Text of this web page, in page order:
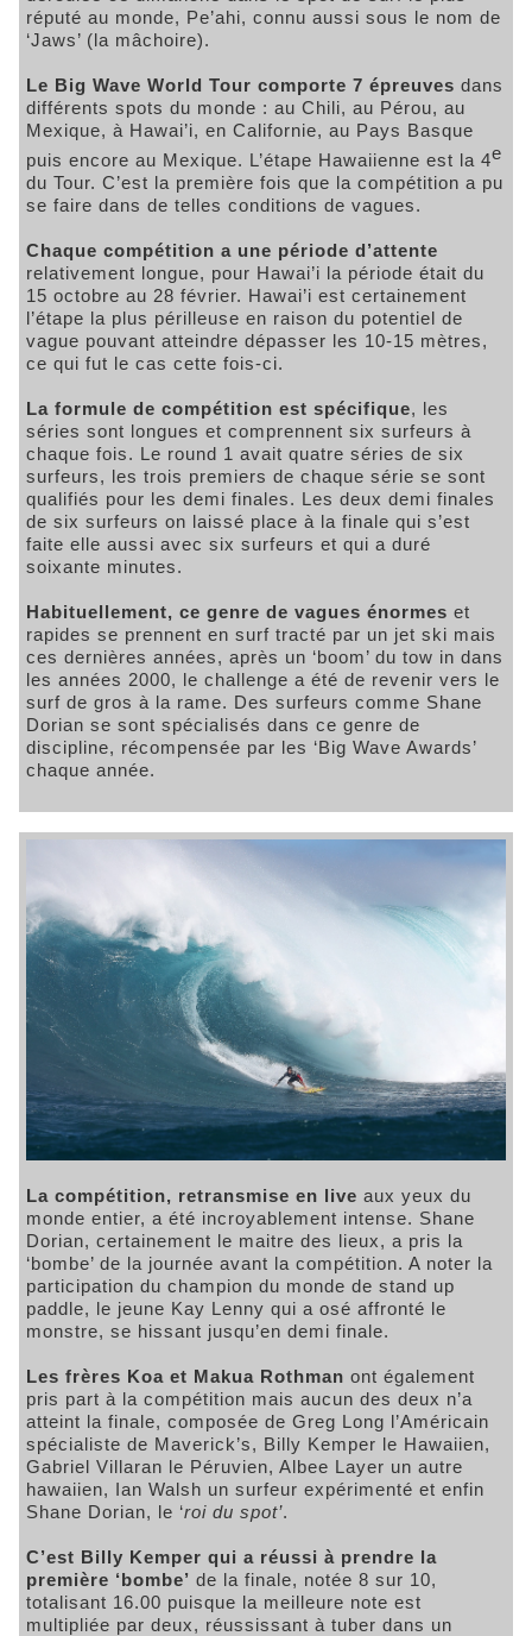
réputé au monde, Pe’ahi, connu aussi sous le nom de
‘Jaws’ (la mâchoire).
Le Big Wave World Tour comporte 7 épreuves dans
différents spots du monde : au Chili, au Pérou, au
Mexique, à Hawai’i, en Californie, au Pays Basque
puis encore au Mexique. L’étape Hawaiienne est la 4e
du Tour. C’est la première fois que la compétition a pu
se faire dans de telles conditions de vagues.
Chaque compétition a une période d’attente
relativement longue, pour Hawai’i la période était du
15 octobre au 28 février. Hawai’i est certainement
l’étape la plus périlleuse en raison du potentiel de
vague pouvant atteindre dépasser les 10-15 mètres,
ce qui fut le cas cette fois-ci.
La formule de compétition est spécifique, les
séries sont longues et comprennent six surfeurs à
chaque fois. Le round 1 avait quatre séries de six
surfeurs, les trois premiers de chaque série se sont
qualifiés pour les demi finales. Les deux demi finales
de six surfeurs on laissé place à la finale qui s’est
faite elle aussi avec six surfeurs et qui a duré
soixante minutes.
Habituellement, ce genre de vagues énormes et
rapides se prennent en surf tracté par un jet ski mais
ces dernières années, après un ‘boom’ du tow in dans
les années 2000, le challenge a été de revenir vers le
surf de gros à la rame. Des surfeurs comme Shane
Dorian se sont spécialisés dans ce genre de
discipline, récompensée par les ‘Big Wave Awards’
chaque année.
La compétition, retransmise en live aux yeux du
monde entier, a été incroyablement intense. Shane
Dorian, certainement le maitre des lieux, a pris la
‘bombe’ de la journée avant la compétition. A noter la
participation du champion du monde de stand up
paddle, le jeune Kay Lenny qui a osé affronté le
monstre, se hissant jusqu’en demi finale.
Les frères Koa et Makua Rothman ont également
pris part à la compétition mais aucun des deux n’a
atteint la finale, composée de Greg Long l’Américain
spécialiste de Maverick’s, Billy Kemper le Hawaiien,
Gabriel Villaran le Péruvien, Albee Layer un autre
hawaiien, Ian Walsh un surfeur expérimenté et enfin
Shane Dorian, le ‘roi du spot’.
C’est Billy Kemper qui a réussi à prendre la
première ‘bombe’ de la finale, notée 8 sur 10,
totalisant 16.00 puisque la meilleure note est
multipliée par deux, réussissant à tuber dans un